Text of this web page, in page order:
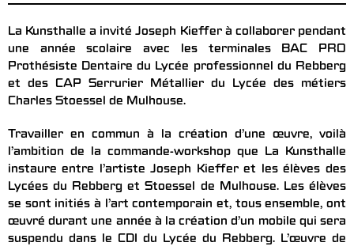
La Kunsthalle a invité Joseph Kieffer à collaborer pendant
une année scolaire avec les terminales BAC PRO
Prothésiste Dentaire du Lycée professionnel du Rebberg
et des CAP Serrurier Métallier du Lycée des métiers
Charles Stoessel de Mulhouse.
Travailler en commun à la création d’une œuvre, voilà
l’ambition de la commande-workshop que La Kunsthalle
instaure entre l’artiste Joseph Kieffer et les élèves des
Lycées du Rebberg et Stoessel de Mulhouse. Les élèves
se sont initiés à l’art contemporain et, tous ensemble, ont
œuvré durant une année à la création d’un mobile qui sera
suspendu dans le CDI du Lycée du Rebberg. L’œuvre de